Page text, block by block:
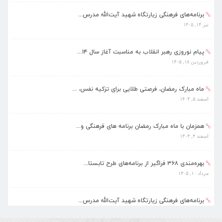
برنامه‌های فرهنگی زیارتگاه شهید آیت‌الله مدرس...
تیر ۱۴, ۱۴۰۵
پیام نوروزی رهبر انقلاب به مناسبت آغاز سال ۱۴...
فروردین ۱۸, ۱۴۰۵
ماه مبارک رمضان، فرصتی طلایی برای تزکیه نفس، ...
اسفند ۵, ۱۴۰۴
همزمان با ماه مبارک رمضان برنامه های فرهنگی و...
اسفند ۴, ۱۴۰۴
بهره‌مندی ۳۶۸ فراگیر از برنامه‌های طرح تابستا...
مرداد ۱۰, ۱۴۰۵
برنامه‌های فرهنگی زیارتگاه شهید آیت‌الله مدرس...